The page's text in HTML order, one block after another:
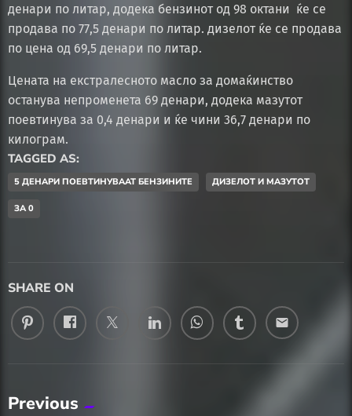
денари по литар, додека бензинот од 98 октани ќе се
продава по 77,5 денари по литар. дизелот ќе се продава
по цена од 69,5 денари по литар.
Цената на екстралесното масло за домаќинство
останува непроменета 69 денари, додека мазутот
поевтинува за 0,4 денари и ќе чини 36,7 денари по
килограм.
TAGGED AS:
5 ДЕНАРИ ПОЕВТИНУВААТ БЕНЗИНИТЕ ДИЗЕЛОТ И МАЗУТОТ
ЗА 0
SHARE ON
email
Previous